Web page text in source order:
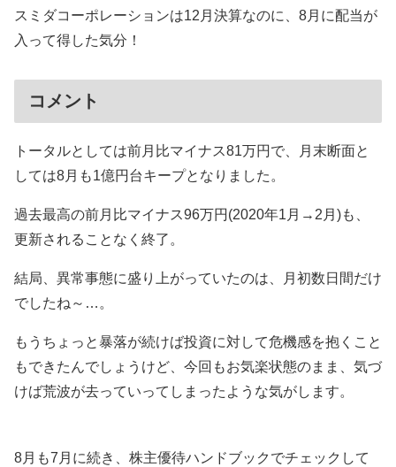
スミダコーポレーションは12月決算なのに、8月に配当が
入って得した気分！
コメント
トータルとしては前月比マイナス81万円で、月末断面と
しては8月も1億円台キープとなりました。
過去最高の前月比マイナス96万円(2020年1月→2月)も、
更新されることなく終了。
結局、異常事態に盛り上がっていたのは、月初数日間だけ
でしたね～…。
もうちょっと暴落が続けば投資に対して危機感を抱くこと
もできたんでしょうけど、今回もお気楽状態のまま、気づ
けば荒波が去っていってしまったような気がします。
8月も7月に続き、株主優待ハンドブックでチェックして